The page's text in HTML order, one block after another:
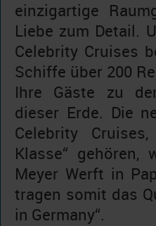
einzigartige
Liebe zum Detail.
Celebrity Cruises
Schiffe über 200
Ihre Gäste zu
dieser Erde. Die
Celebrity
Klasse“ gehören,
Meyer Werft in
tragen somit das
in Germany“.